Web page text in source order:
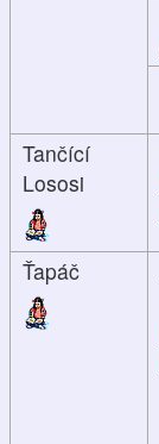
Tančící
Lososi
Ťapáč